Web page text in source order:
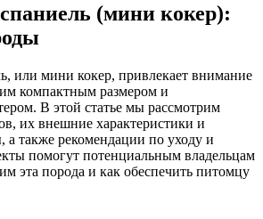
(мини кокер):
или мини кокер, привлекает внимание
компактным размером и
В этой статье мы рассмотрим
их внешние характеристики и
а также рекомендации по уходу и
помогут потенциальным владельцам
эта порода и как обеспечить питомцу